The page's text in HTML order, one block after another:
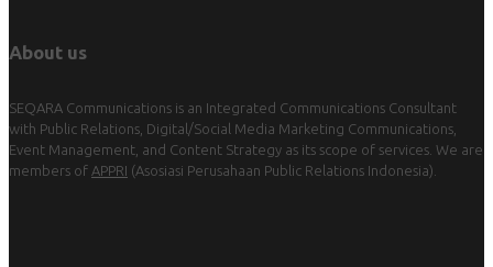
About us
SEQARA Communications is an Integrated Communications Consultant
with Public Relations, Digital/Social Media Marketing Communications,
Event Management, and Content Strategy as its scope of services. We are
members of APPRI (Asosiasi Perusahaan Public Relations Indonesia).